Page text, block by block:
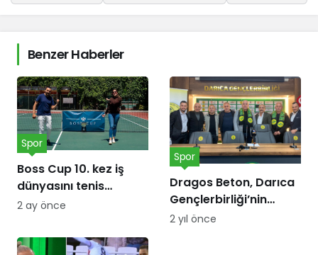
Benzer Haberler
Boss Cup 10. kez iş
dünyasını tenis
kortunda
Spor
2 ay önce
Dragos Beton, Darıca
Gençlerbirliği’nin
forma göğüs
Spor
2 yıl önce